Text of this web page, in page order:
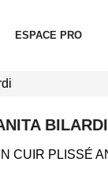
ESPACE PRO
BILARDI
CUIR PLISSÉ